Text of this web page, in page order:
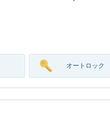
オートロック